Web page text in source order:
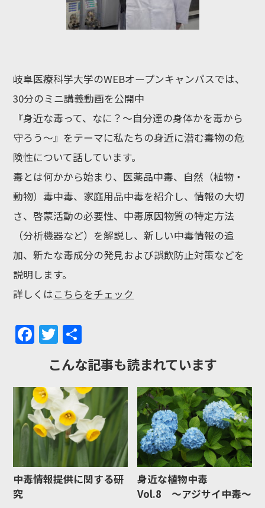
岐阜医療科学大学のWEBオープンキャンパスでは、
30分のミニ講義動画を公開中
『身近な毒って、なに？～自分達の身体かを毒から
守ろう～』をテーマに私たちの身近に潜む毒物の危
険性について話しています。
毒とは何かから始まり、医薬品中毒、自然（植物・
動物）毒中毒、家庭用品中毒を紹介し、情報の大切
さ、啓蒙活動の必要性、中毒原因物質の特定方法
（分析機器など）を解説し、新しい中毒情報の追
加、新たな毒成分の発見および誤飲防止対策などを
説明します。
詳しくはこちらをチェック
F
a
e
b
o
o
k
T
w
itt
er
有
こんな記事も読まれています
中毒情報提供に関する研
究
身近な植物中毒
Vol.8 ～アジサイ中毒～